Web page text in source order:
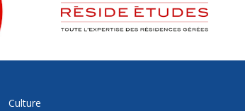
Culture